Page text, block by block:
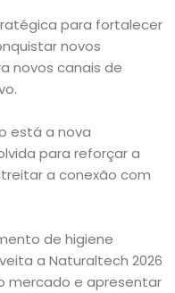
para fortalecer
novos
novos canais de
está a nova
para reforçar a
a conexão com
de higiene
a Naturaltech 2026
mercado e apresentar